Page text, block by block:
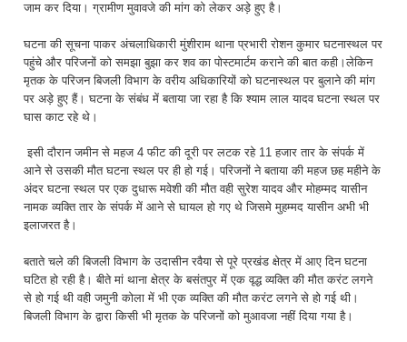
जाम कर दिया। ग्रामीण मुवावजे की मांग को लेकर अड़े हुए है।
घटना की सूचना पाकर अंचलाधिकारी मुंशीराम थाना प्रभारी रोशन कुमार घटनास्थल पर
पहुंचे और परिजनों को समझा बुझा कर शव का पोस्टमार्टम कराने की बात कही।लेकिन
मृतक के परिजन बिजली विभाग के वरीय अधिकारियों को घटनास्थल पर बुलाने की मांग
पर अड़े हुए हैं। घटना के संबंध में बताया जा रहा है कि श्याम लाल यादव घटना स्थल पर
घास काट रहे थे।
इसी दौरान जमीन से महज 4 फीट की दूरी पर लटक रहे 11 हजार तार के संपर्क में
आने से उसकी मौत घटना स्थल पर ही हो गई। परिजनों ने बताया की महज छह महीने के
अंदर घटना स्थल पर एक दुधारू मवेशी की मौत वही सुरेश यादव और मोहम्मद यासीन
नामक व्यक्ति तार के संपर्क में आने से घायल हो गए थे जिसमे मुहम्मद यासीन अभी भी
इलाजरत है।
बताते चले की बिजली विभाग के उदासीन रवैया से पूरे प्रखंड क्षेत्र में आए दिन घटना
घटित हो रही है। बीते मां थाना क्षेत्र के बसंतपुर में एक वृद्ध व्यक्ति की मौत करंट लगने
से हो गई थी वही जमुनी कोला में भी एक व्यक्ति की मौत करंट लगने से हो गई थी।
बिजली विभाग के द्वारा किसी भी मृतक के परिजनों को मुआवजा नहीं दिया गया है।